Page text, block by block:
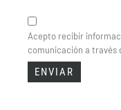
Acepto recibir
comunicación a